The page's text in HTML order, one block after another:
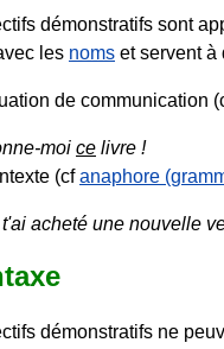
démonstratifs sont
les noms et servent à
de communication
moi ce livre !
(cfanaphore
acheté une nouvelle
démonstratifs ne